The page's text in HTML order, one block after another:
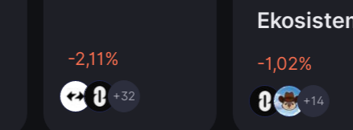
-2,11%
+32
Ekosistemi
-1,02%
+14